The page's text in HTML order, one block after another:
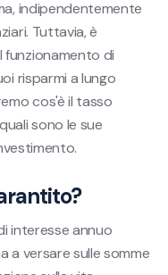
indipendentemente
Tuttavia, è
di
risparmi a lungo
cos'è il tasso
sono le sue
interesse annuo
a versare sulle somme